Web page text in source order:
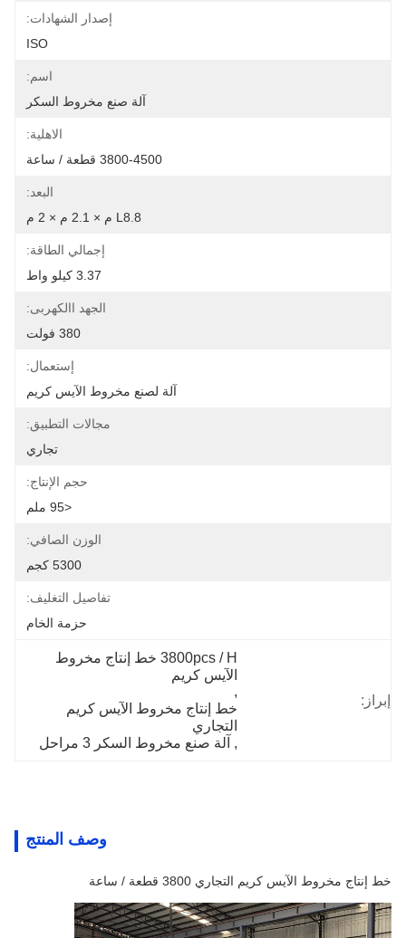
إصدار الشهادات:
ISO
اسم:
آلة صنع مخروط السكر
الاهلية:
3800-4500 قطعة / ساعة
البعد:
L8.8 م × 2.1 م × 2 م
إجمالي الطاقة:
3.37 كيلو واط
الجهد االكهربى:
380 فولت
إستعمال:
آلة لصنع مخروط الآيس كريم
مجالات التطبيق:
تجاري
حجم الإنتاج:
<95 ملم
الوزن الصافي:
5300 كجم
تفاصيل التغليف:
حزمة الخام
إبراز:
3800pcs / H خط إنتاج مخروط
الآيس كريم
,
خط إنتاج مخروط الآيس كريم
التجاري
, آلة صنع مخروط السكر 3 مراحل
وصف المنتج
خط إنتاج مخروط الآيس كريم التجاري 3800 قطعة / ساعة